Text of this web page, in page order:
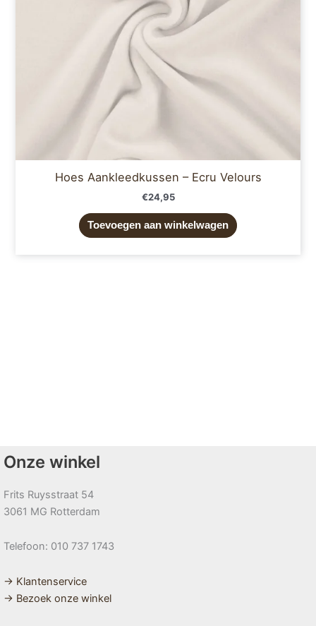
Hoes Aankleedkussen – Ecru Velours
€24,95
Toevoegen aan winkelwagen
Onze winkel
Frits Ruysstraat 54
3061 MG Rotterdam
Telefoon: 010 737 1743
→ Klantenservice
→ Bezoek onze winkel